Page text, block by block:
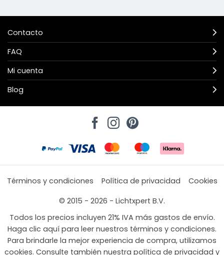
Contacto
FAQ
Mi cuenta
Blog
Términos y condiciones Política de privacidad
Cookies
© 2015 - 2026 - Lichtxpert B.V.
Todos los precios incluyen 21% IVA más gastos de envío.
Haga clic aquí para leer nuestros términos y condiciones.
Para brindarle la mejor experiencia de compra, utilizamos
cookies. Consulte también nuestra política de privacidad y